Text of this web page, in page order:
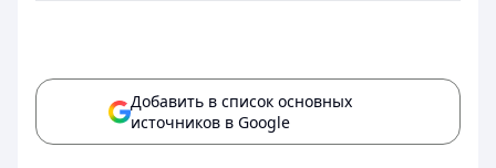
Добавить в список основных
источников в Google